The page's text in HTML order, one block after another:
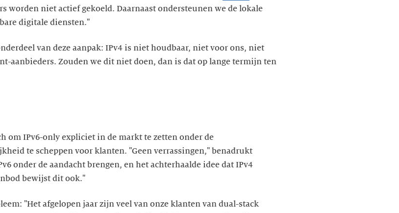
worden niet actief gekoeld. Daarnaast ondersteunen we de lokale
digitale diensten."
van deze aanpak: IPv4 is niet houdbaar, niet voor ons, niet
aanbieders. Zouden we dit niet doen, dan is dat op lange termijn ten
om IPv6-only expliciet in de markt te zetten onder de
te scheppen voor klanten. "Geen verrassingen," benadrukt
onder de aandacht brengen, en het achterhaalde idee dat IPv4
bewijst dit ook."
"Het afgelopen jaar zijn veel van onze klanten van dual-stack